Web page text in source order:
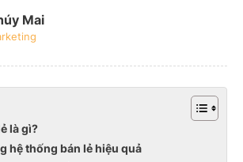
Mai
là gì?
hệ thống bán lẻ hiệu quả